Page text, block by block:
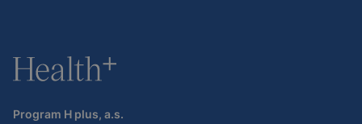
Program H plus, a.s.